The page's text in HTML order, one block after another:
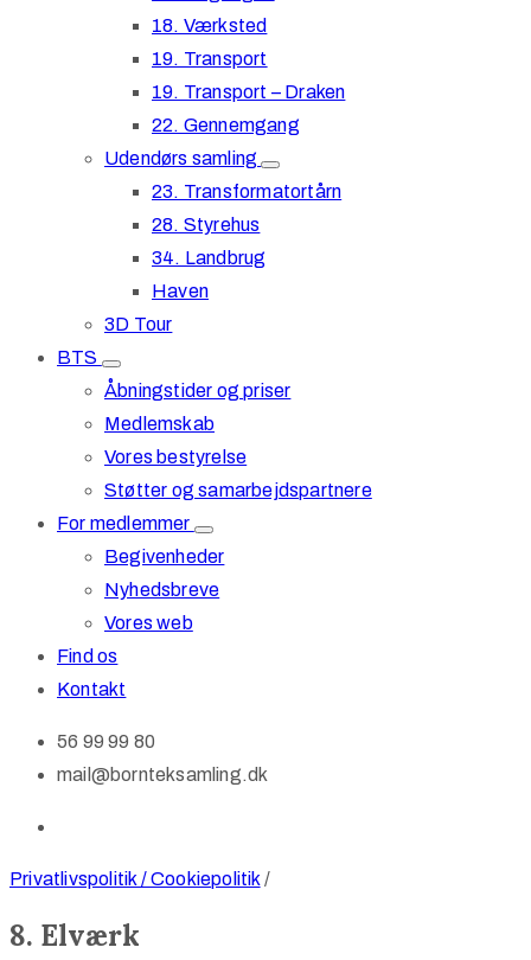
18. Værksted
19. Transport
19. Transport – Draken
22. Gennemgang
Udendørs samling
23. Transformatortårn
28. Styrehus
34. Landbrug
Haven
3D Tour
BTS
Åbningstider og priser
Medlemskab
Vores bestyrelse
Støtter og samarbejdspartnere
For medlemmer
Begivenheder
Nyhedsbreve
Vores web
Find os
Kontakt
56 99 99 80
mail@bornteksamling.dk
Privatlivspolitik / Cookiepolitik /
8. Elværk